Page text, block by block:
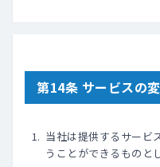
第14条 サービスの
当社は提供するサービ
うことができるものと